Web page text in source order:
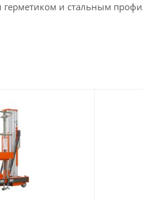
и стальным